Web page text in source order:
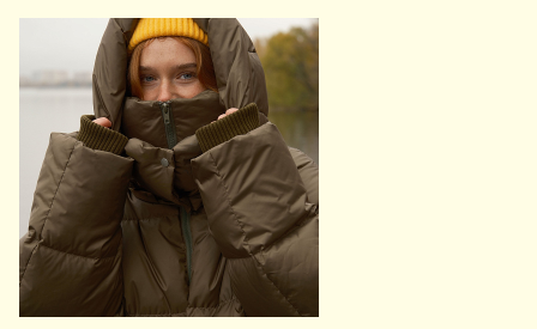
Новинки
В наличии
Бестселлеры
Одежда
Обувь
Аксессуары
Украшения